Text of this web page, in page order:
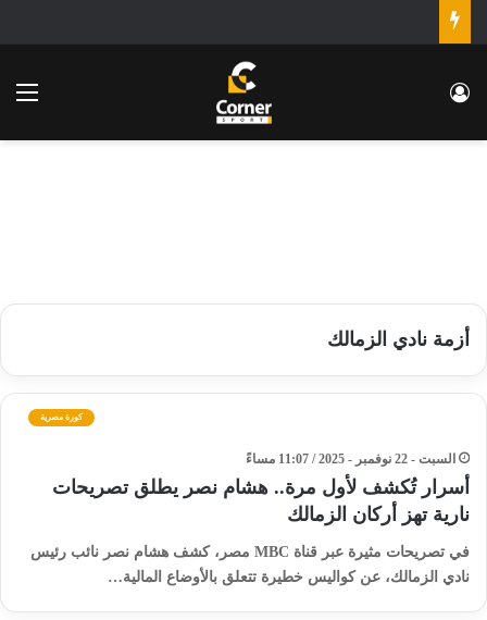
تسجيل الدخول
أزمة نادي الزمالك
كورة مصرية
السبت - 22 نوفمبر - 2025 / 11:07 مساءً
أسرار تُكشف لأول مرة.. هشام نصر يطلق تصريحات
نارية تهز أركان الزمالك
في تصريحات مثيرة عبر قناة MBC مصر، كشف هشام نصر نائب رئيس
نادي الزمالك، عن كواليس خطيرة تتعلق بالأوضاع المالية…